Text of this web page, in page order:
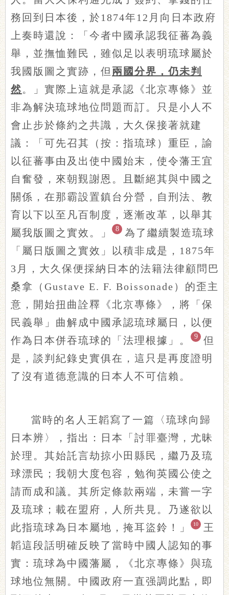
務回到日本後，於1874年12月向日本政府
上奏時還說：「今者中國承認我征蕃為義
舉，並撫恤難民，雖似足以表明琉球屬於
我國版圖之實跡，但 兩國分界，仍未判
然。」實際上這就是承認《北京專條》並
非為解決琉球地位問題而訂。只是小人不
會止步於條約之共識，大久保接著就建
議：「可先召其（按：指琉球）重臣，諭
以征蕃事由及出使中國始末，使令藩王宜
自奮發，來朝覲謝恩。且斷絕其與中國之
關係，在那霸設置鎮台分營，自刑法、教
育以下以至凡百制度，逐漸改革，以舉其
屬我版圖之實效。」
8
為了繼續製造琉球
「屬日版圖之實效」以積非成是，1875年
3月，大久保便採納日本的法籍法律顧問巴
桑拿（Gustave E. F. Boissonade）的歪主
意，開始扭曲詮釋《北京專條》，將「保
民義舉」曲解成中國承認琉球屬日，以便
作為日本併吞琉球的「法理根據」。
9
但
是，談判紀錄史實俱在，這只是再度證明
了沒有道德意識的日本人不可信賴。
當時的名人王韜寫了一篇〈琉球向歸
日本辨〉，指出：日本「討罪臺灣，尤昧
於理。其始託言劫掠小田縣民，繼乃及琉
球漂民；我朝大度包容，勉徇英國公使之
請而成和議。其所定條款兩端，未嘗一字
及琉球；載在盟府，人所共見。乃遂欲以
此指琉球為日本屬地，掩耳盜鈴！」
10
王
韜這段話明確反映了當時中國人認知的事
實：琉球為中國藩屬，《北京專條》與琉
球地位無關。中國政府一直强調此點，即